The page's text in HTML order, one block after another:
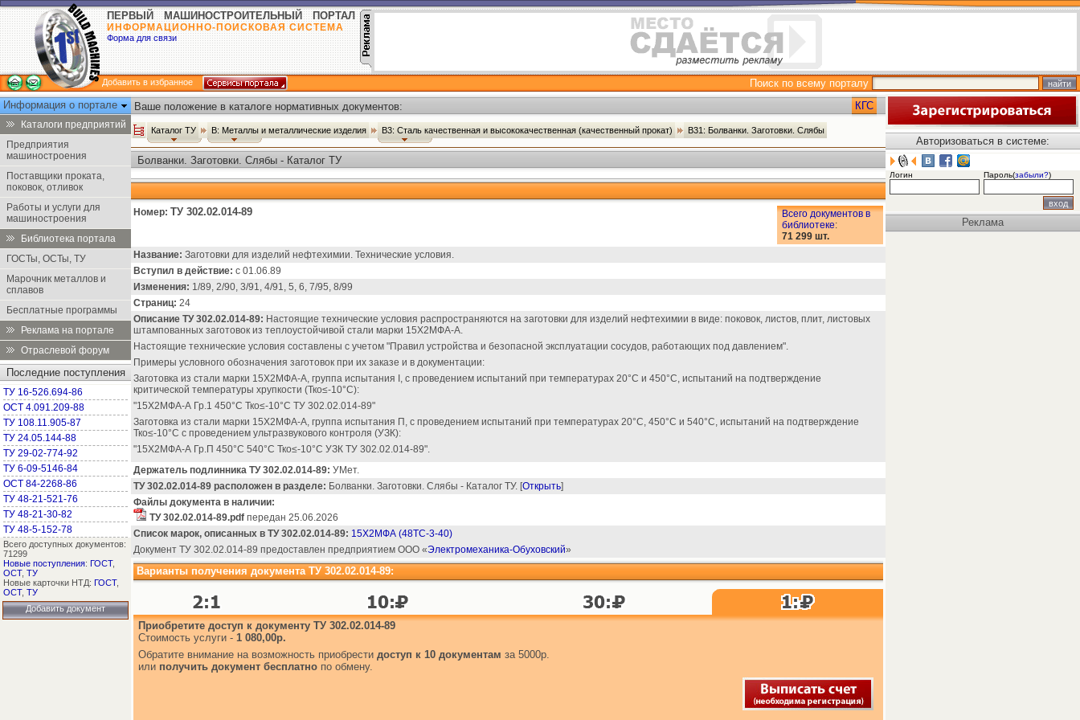
ПЕРВЫЙ МАШИНОСТРОИТЕЛЬНЫЙ ПОРТАЛ
ИНФОРМАЦИОННО-ПОИСКОВАЯ СИСТЕМА
Форма для связи
Добавить в избранное
Поиск по всему порталу
Информация о портале
Каталоги предприятий
Предприятия
машиностроения
Поставщики проката,
поковок, отливок
Работы и услуги для
машиностроения
Библиотека портала
ГОСТы, ОСТы, ТУ
Марочник металлов и
сплавов
Бесплатные программы
Реклама на портале
Отраслевой форум
Последние поступления
ТУ 16-526.694-86
ОСТ 4.091.209-88
ТУ 108.11.905-87
ТУ 24.05.144-88
ТУ 29-02-774-92
ТУ 6-09-5146-84
ОСТ 84-2268-86
ТУ 48-21-521-76
ТУ 48-21-30-82
ТУ 48-5-152-78
Всего доступных документов:
71299
Новые поступления: ГОСТ,
ОСТ, ТУ
Новые карточки НТД: ГОСТ,
ОСТ, ТУ
Добавить документ
Ваше положение в каталоге нормативных документов: КГС
Каталог ТУ В: Металлы и металлические изделия В3: Сталь качественная и высококачественная (качественный прокат) В31: Болванки. Заготовки. Слябы
Болванки. Заготовки. Слябы - Каталог ТУ
Номер: ТУ 302.02.014-89
Всего документов в
библиотеке:
71 299 шт.
Название: Заготовки для изделий нефтехимии. Технические условия.
Вступил в действие: с 01.06.89
Изменения: 1/89, 2/90, 3/91, 4/91, 5, 6, 7/95, 8/99
Страниц: 24
Описание ТУ 302.02.014-89: Настоящие технические условия распространяются на заготовки для изделий нефтехимии в виде: поковок, листов, плит, листовых
штампованных заготовок из теплоустойчивой стали марки 15Х2МФА-А.
Настоящие технические условия составлены с учетом "Правил устройства и безопасной эксплуатации сосудов, работающих под давлением".
Примеры условного обозначения заготовок при их заказе и в документации:
Заготовка из стали марки 15Х2МФА-А, группа испытания I, с проведением испытаний при температурах 20°С и 450°С, испытаний на подтверждение
критической температуры хрупкости (Ткo≤-10°C):
"15Х2МФА-А Гр.1 450°С Ткo≤-10°C ТУ 302.02.014-89"
Заготовка из стали марки 15Х2МФА-А, группа испытания П, с проведением испытаний при температурах 20°С, 450°С и 540°С, испытаний на подтверждение
Ткo≤-10°C с проведением ультразвукового контроля (УЗК):
"15Х2МФА-А Гр.П 450°С 540°С Ткo≤-10°C УЗК ТУ 302.02.014-89".
Держатель подлинника ТУ 302.02.014-89: УМет.
ТУ 302.02.014-89 расположен в разделе: Болванки. Заготовки. Слябы - Каталог ТУ. [Открыть]
Файлы документа в наличии:
ТУ 302.02.014-89.pdf передан 25.06.2026
Список марок, описанных в ТУ 302.02.014-89: 15Х2МФА (48ТС-3-40)
Документ ТУ 302.02.014-89 предоставлен предприятием ООО «Электромеханика-Обуховский»
Варианты получения документа ТУ 302.02.014-89:
Приобретите доступ к документу ТУ 302.02.014-89
Стоимость услуги - 1 080,00р.
Обратите внимание на возможность приобрести доступ к 10 документам за 5000р.
или получить документ бесплатно по обмену.
Авторизоваться в системе:
Логин Пароль(забыли?)
Реклама